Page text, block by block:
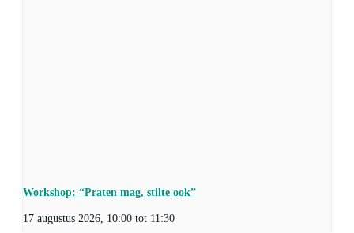
Workshop: “Praten mag, stilte ook”
17 augustus 2026, 10:00 tot 11:30